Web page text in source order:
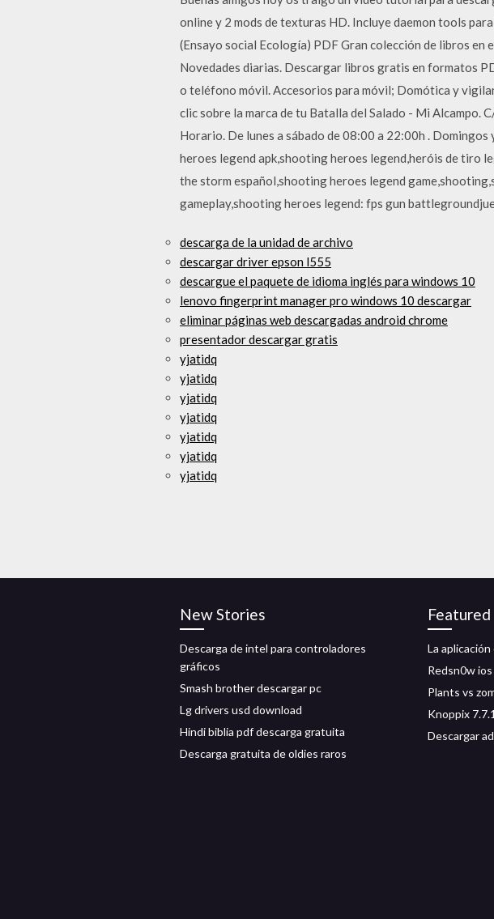
online y 2 mods de texturas HD. Incluye daemon tools
(Ensayo social Ecología) PDF Gran colección de libros en
Novedades diarias. Descargar libros gratis en formatos
o teléfono móvil. Accesorios para móvil; Domótica y
clic sobre la marca de tu Batalla del Salado - Mi Alcampo.
Horario. De lunes a sábado de 08:00 a 22:00h .
heroes legend apk,shooting heroes legend,heróis de tiro
the storm español,shooting heroes legend
gameplay,shooting heroes legend: fps gun
descarga de la unidad de archivo
descargar driver epson l555
descargue el paquete de idioma inglés para windows 10
lenovo fingerprint manager pro windows 10 descargar
eliminar páginas web descargadas android chrome
presentador descargar gratis
yjatidq
yjatidq
yjatidq
yjatidq
yjatidq
yjatidq
yjatidq
New Stories
Descarga de intel para controladores
gráficos
Smash brother descargar pc
Lg drivers usd download
Hindi biblia pdf descarga gratuita
Descarga gratuita de oldies raros
Featured
La
Redsn0w
Plants vs
Knoppix
Descargar